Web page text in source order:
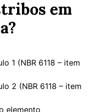
em
1 (NBR 6118 – item
2 (NBR 6118 – item
elemento